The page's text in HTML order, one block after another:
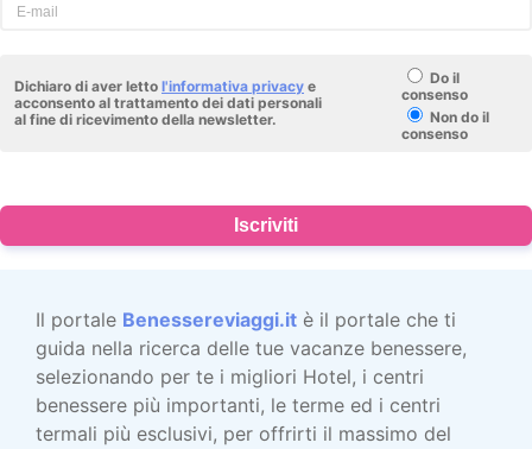
Dichiaro di aver letto l'informativa privacy e
acconsento al trattamento dei dati personali
al fine di ricevimento della newsletter.
Do il
consenso
Non do il
consenso
Iscriviti
Il portale Benessereviaggi.it è il portale che ti
guida nella ricerca delle tue vacanze benessere,
selezionando per te i migliori Hotel, i centri
benessere più importanti, le terme ed i centri
termali più esclusivi, per offrirti il massimo del